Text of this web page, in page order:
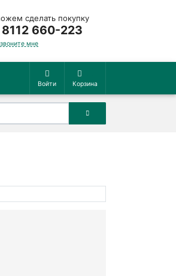
сделать покупку
8112 660-223
мне
Войти Корзина